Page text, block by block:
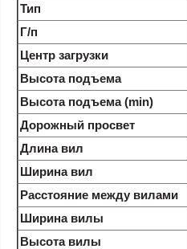
Тип
Г/п
Центр загрузки
Высота подъема
Высота подъема (min)
Дорожный просвет
Длина вил
Ширина вил
Расстояние между вилами
Ширина вилы
Высота вилы